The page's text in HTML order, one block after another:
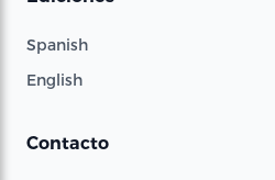
Spanish
English
Contacto